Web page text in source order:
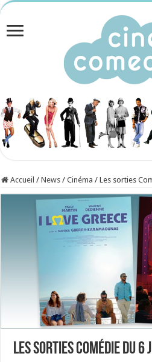
Accueil / News / Cinéma / Les sorties
Les sorties Comédie du